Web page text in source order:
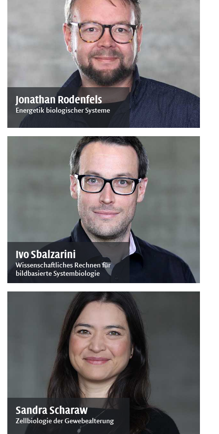
Jonathan Rodenfels
Energetik biologischer Systeme
Ivo Sbalzarini
Wissenschaftliches Rechnen für
bildbasierte Systembiologie
Sandra Scharaw
Zellbiologie der Gewebealterung